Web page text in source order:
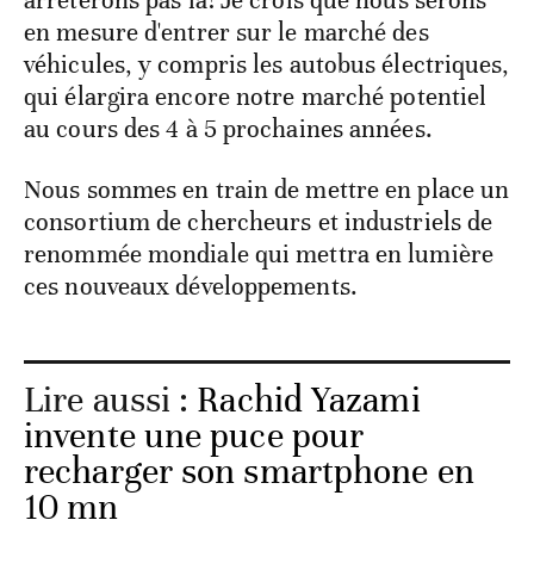
en mesure d'entrer sur le marché des
véhicules, y compris les autobus électriques,
qui élargira encore notre marché potentiel
au cours des 4 à 5 prochaines années.
Nous sommes en train de mettre en place un
consortium de chercheurs et industriels de
renommée mondiale qui mettra en lumière
ces nouveaux développements.
Lire aussi : Rachid Yazami
invente une puce pour
recharger son smartphone en
10 mn